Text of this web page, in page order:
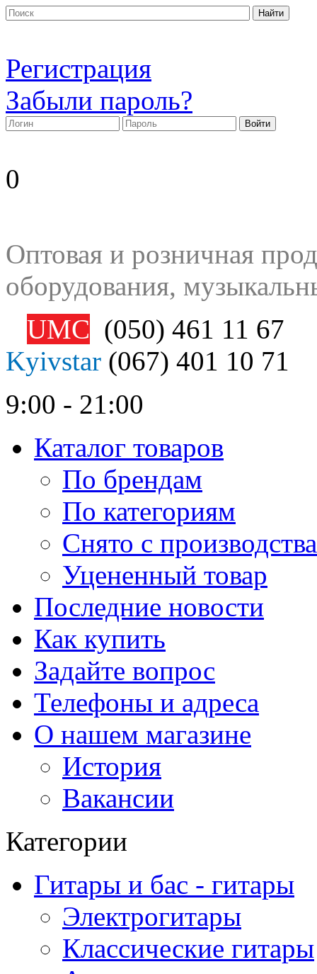
Регистрация
Забыли пароль?
0
Оптовая и розничная
оборудования,
UMC (050) 461 11 67
Kyivstar (067) 401 10 71
9:00 - 21:00
Каталог товаров
По брендам
По категориям
Снято с производства
Уцененный товар
Последние новости
Как купить
Задайте вопрос
Телефоны и адреса
О нашем магазине
История
Вакансии
Категории
Гитары и бас - гитары
Электрогитары
Классические гитары